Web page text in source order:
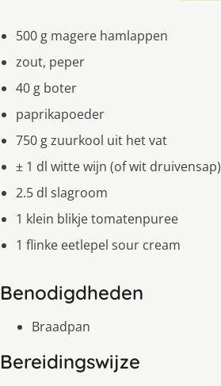
500 g magere hamlappen
zout, peper
40 g boter
paprikapoeder
750 g zuurkool uit het vat
± 1 dl witte wijn (of wit druivensap)
2.5 dl slagroom
1 klein blikje tomatenpuree
1 flinke eetlepel sour cream
Benodigdheden
Braadpan
Bereidingswijze